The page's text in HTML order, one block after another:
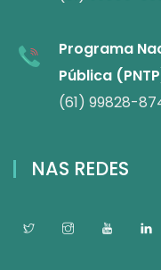
Programa
Pública
(61) 99828-
NAS REDES